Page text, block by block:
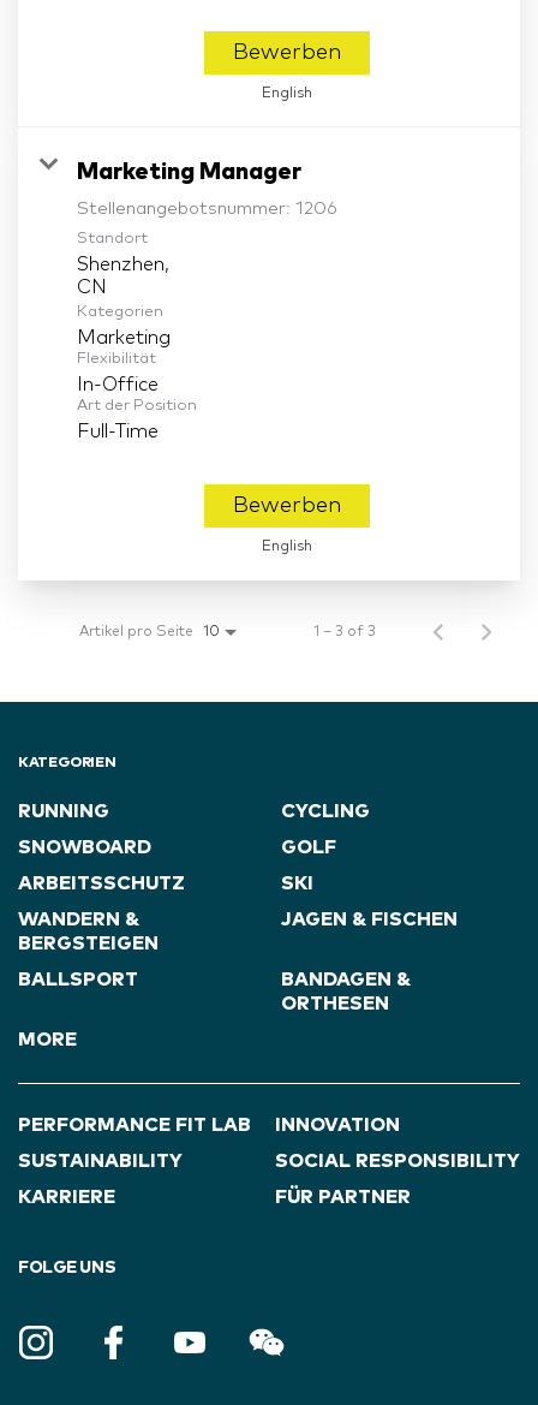
Bewerben
English
Marketing Manager
Stellenangebotsnummer: 1206
Standort
Shenzhen,
Kategorien
Marketing
Flexibilität
In-Office
Art der Position
Full-Time
Bewerben
English
Artikel pro Seite 10 1 – 3 of 3
KATEGORIEN
RUNNING
CYCLING
SNOWBOARD
GOLF
ARBEITSSCHUTZ
SKI
WANDERN &
BERGSTEIGEN
JAGEN & FISCHEN
BALLSPORT
BANDAGEN &
ORTHESEN
MORE
PERFORMANCE FIT LAB
INNOVATION
SUSTAINABILITY
SOCIAL RESPONSIBILITY
KARRIERE
FÜR PARTNER
FOLGE UNS